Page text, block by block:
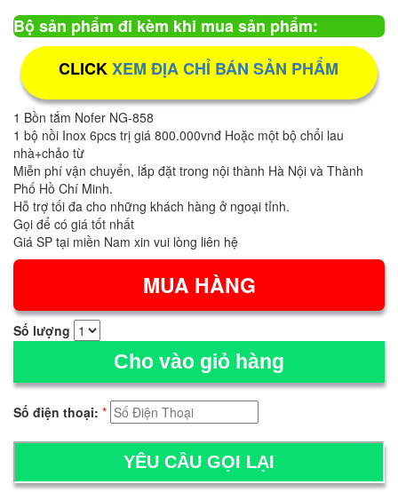
Bộ sản phẩm đi kèm khi mua sản phẩm:
CLICKXEM ĐỊA CHỈ BÁN SẢN PHẨM
1 Bồn tắm Nofer NG-858
1 bộ nồi Inox 6pcs trị giá 800.000vnđ Hoặc một bộ chổi lau
nhà+chảo từ
Miễn phí vận chuyển, lắp đặt trong nội thành Hà Nội và Thành
Phố Hồ Chí Minh.
Hỗ trợ tối đa cho những khách hàng ở ngoại tỉnh.
Gọi để có giá tốt nhất
Giá SP tại miền Nam xin vui lòng liên hệ
Số lượng
Cho vào giỏ hàng
Số điện thoại: *